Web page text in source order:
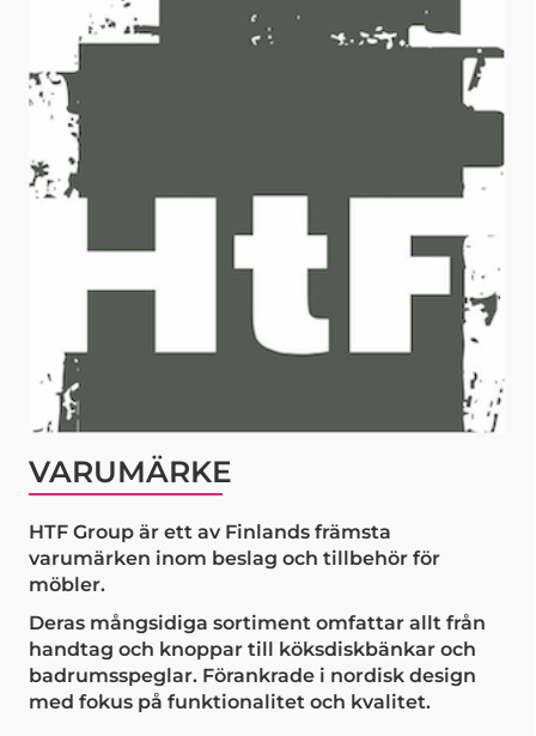
VARUMÄRKE
HTF Group är ett av Finlands främsta
varumärken inom beslag och tillbehör för
möbler.
Deras mångsidiga sortiment omfattar allt från
handtag och knoppar till köksdiskbänkar och
badrumsspeglar. Förankrade i nordisk design
med fokus på funktionalitet och kvalitet.